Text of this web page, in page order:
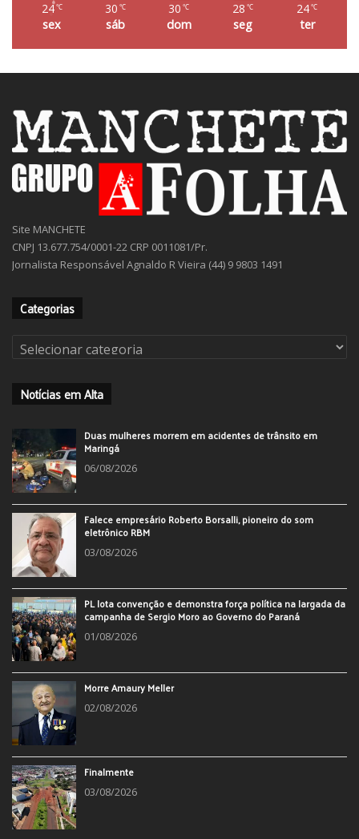
24 ℃
sex
30 ℃
sáb
30 ℃
dom
28 ℃
seg
24℃
ter
Site MANCHETE
CNPJ 13.677.754/0001-22 CRP 0011081/Pr.
Jornalista Responsável Agnaldo R Vieira (44) 9 9803 1491
Categorias
Categorias
Notícias em Alta
Duas mulheres morrem em acidentes de trânsito em
Maringá
06/08/2026
Falece empresário Roberto Borsalli, pioneiro do som
eletrônico RBM
03/08/2026
PL lota convenção e demonstra força política na largada da
campanha de Sergio Moro ao Governo do Paraná
01/08/2026
Morre Amaury Meller
02/08/2026
Finalmente
03/08/2026